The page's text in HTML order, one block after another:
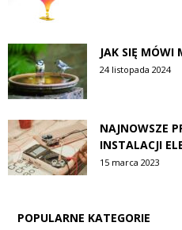
JAK SIĘ MÓWI
24 listopada 2024
NAJNOWSZE
INSTALACJI
15 marca 2023
POPULARNE KATEGORIE